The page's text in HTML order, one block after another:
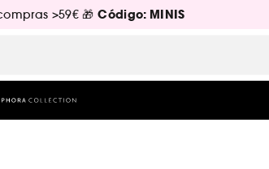
>59€ 🎁Código: MINIS